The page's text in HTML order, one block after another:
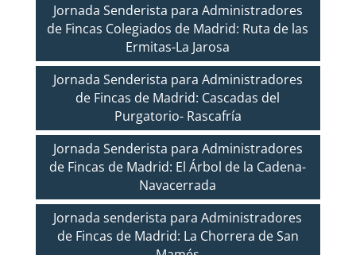
Jornada Senderista para Administradores
de Fincas Colegiados de Madrid: Ruta de las
Ermitas-La Jarosa
Jornada Senderista para Administradores
de Fincas de Madrid: Cascadas del
Purgatorio- Rascafría
Jornada Senderista para Administradores
de Fincas de Madrid: El Árbol de la Cadena-
Navacerrada
Jornada senderista para Administradores
de Fincas de Madrid: La Chorrera de San